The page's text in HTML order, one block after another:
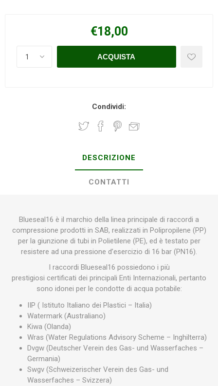
€18,00
Condividi:
DESCRIZIONE
CONTATTI
Blueseal16 è il marchio della linea principale di raccordi a
compressione prodotti in SAB, realizzati in Polipropilene (PP)
per la giunzione di tubi in Polietilene (PE), ed è testato per
resistere ad una pressione d’esercizio di 16 bar (PN16).
I raccordi Blueseal16 possiedono i più
prestigiosi certificati dei principali Enti Internazionali, pertanto
sono idonei per le condotte di acqua potabile:
IIP ( Istituto Italiano dei Plastici – Italia)
Watermark (Australiano)
Kiwa (Olanda)
Wras (Water Regulations Advisory Scheme – Inghilterra)
Dvgw (Deutscher Verein des Gas- und Wasserfaches –
Germania)
Swgv (Schweizerischer Verein des Gas- und
Wasserfaches – Svizzera)